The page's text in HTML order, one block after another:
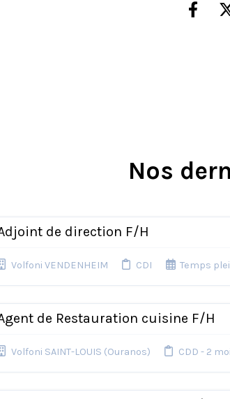
Nos
de direction F/H
Volfoni VENDENHEIM CDI Temps
de Restauration cuisine F/H
Volfoni SAINT-LOUIS (Ouranos) CDD - 2